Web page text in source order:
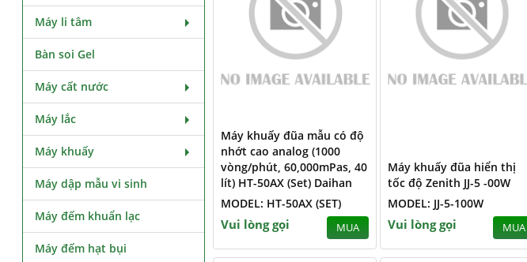
Máy khuấy đũa mẫu có độ
nhớt cao analog (1000
vòng/phút, 60,000mPas, 40
lít) HT-50AX (Set) Daihan
MODEL: HT-50AX (SET)
Vui lòng gọi MUA
Máy khuấy đũa hiển thị
tốc độ Zenith JJ-5 -00W
MODEL: JJ-5-100W
Vui lòng gọi MUA
Máy li tâm
Bàn soi Gel
Máy cất nước
Máy lắc
Máy khuấy
Máy dập mẫu vi sinh
Máy đếm khuẩn lạc
Máy đếm hạt bụi